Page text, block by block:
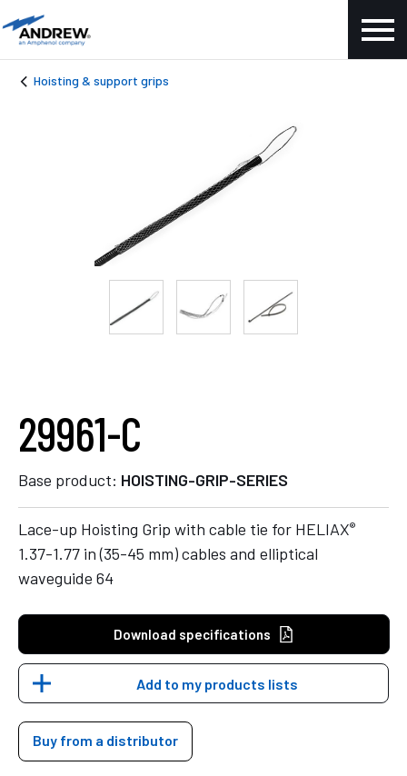
Hoisting & support grips
29961-C
Base product: HOISTING-GRIP-SERIES
Lace-up Hoisting Grip with cable tie for HELIAX®
1.37-1.77 in (35-45 mm) cables and elliptical
waveguide 64
Download specifications
Add to my products lists
Buy from a distributor